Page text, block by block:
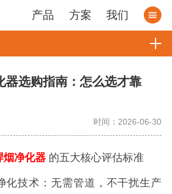
产品 方案 我们
器选购指南：怎么选才靠
时间：2026-06-30
烟净化器 的五大核心评估标准
化技术：无需管道，不干扰生产